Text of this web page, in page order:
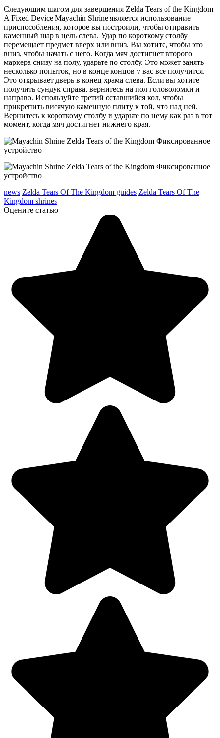
Следующим шагом для завершения Zelda Tears of the Kingdom
A Fixed Device Mayachin Shrine является использование
приспособления, которое вы построили, чтобы отправить
каменный шар в цель слева. Удар по короткому столбу
перемещает предмет вверх или вниз. Вы хотите, чтобы это
вниз, чтобы начать с него. Когда мяч достигнет второго
маркера снизу на полу, ударьте по столбу. Это может занять
несколько попыток, но в конце концов у вас все получится.
Это открывает дверь в конец храма слева. Если вы хотите
получить сундук справа, вернитесь на пол головоломки и
направо. Используйте третий оставшийся кол, чтобы
прикрепить висячую каменную плиту к той, что над ней.
Вернитесь к короткому столбу и ударьте по нему как раз в тот
момент, когда мяч достигнет нижнего края.
news Zelda Tears Of The Kingdom guides Zelda Tears Of The
Kingdom shrines
Оцените статью